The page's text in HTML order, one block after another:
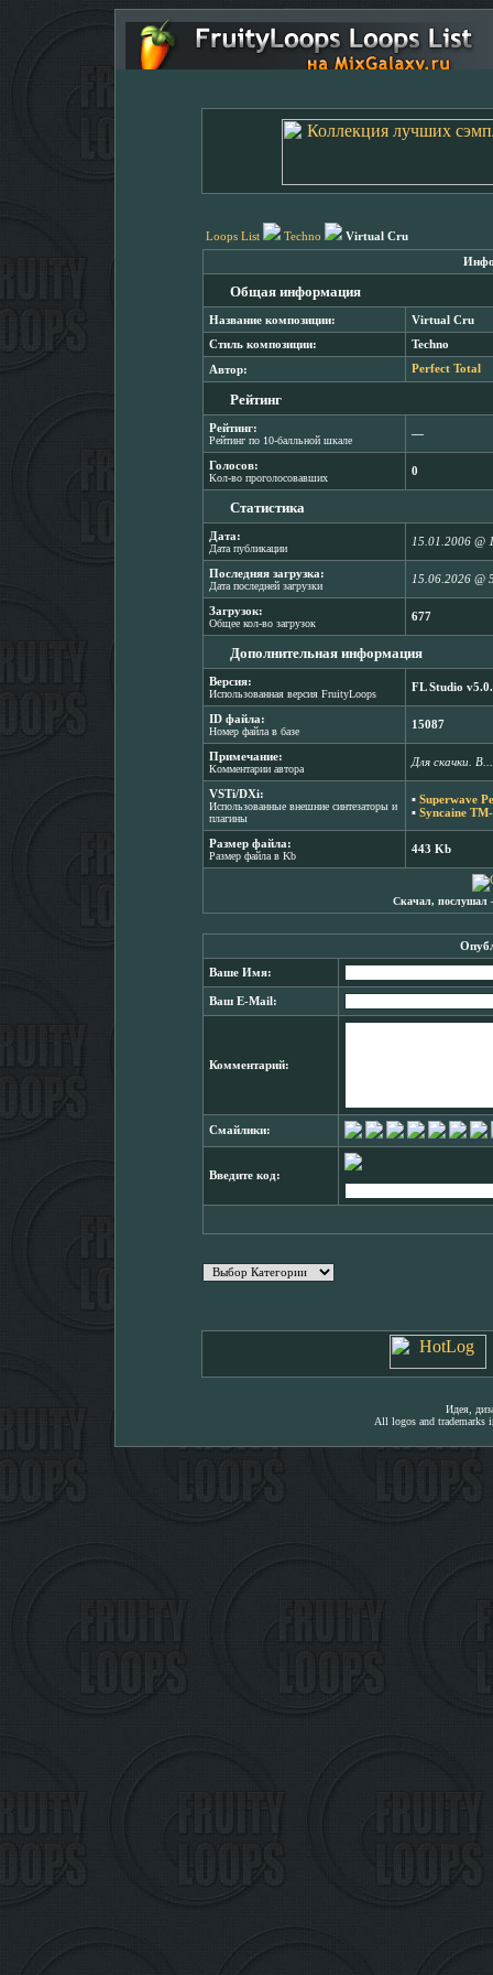
Loops List Techno Virtual Cru
Общая информация
Название композиции: Virtual Cru
Стиль композиции: Techno
Автор: Perfect Total
Рейтинг
Рейтинг:
Рейтинг по 10-балльной шкале
―
Голосов:
Кол-во проголосовавших
0
Статистика
Дата:
Дата публикации
15.01.2006 @
Последняя загрузка:
Дата последней загрузки
15.06.2026 @
Загрузок:
Общее кол-во загрузок
677
Дополнительная информация
Версия:
Использованная версия FruityLoops
FL Studio
ID файла:
Номер файла в базе
15087
Примечание:
Комментарии автора
Для скачки.
VSTi/DXi:
Использованные внешние синтезаторы и
плагины
▪ Superwave
▪ Syncaine
Размер файла:
Размер файла в Kb
443 Kb
Скачал, послушал
Ваше Имя:
Ваш E-Mail:
Комментарий:
Смайлики:
Введите код:
Идея,
All logos and trademarks